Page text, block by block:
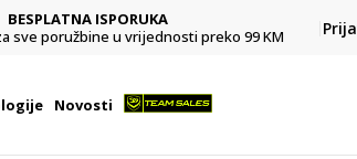
BESPLATNA ISPORUKA
sve poružbine u vrijednosti preko 99 KM
Novosti